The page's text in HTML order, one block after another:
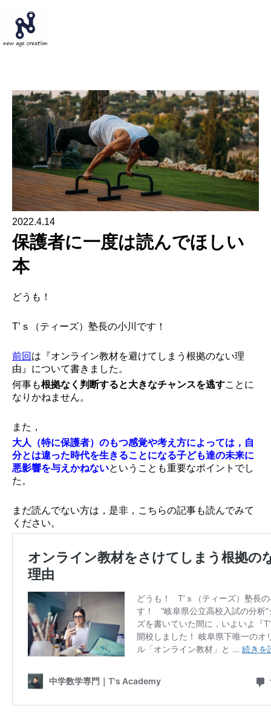
ホーム
2022.4.14
保護者に一度は読んでほしい
本
どうも！
T’ｓ（ティーズ）塾長の小川です！
前回 は『オンライン教材を避けてしまう根拠のない理
由』について書きました。
何事も根拠なく判断すると大きなチャンスを逃すことに
なりかねません。
また，
大人（特に保護者）のもつ感覚や考え方によっては，自
分とは違った時代を生きることになる子ども達の未来に
悪影響を与えかねないということも重要なポイントでし
た。
まだ読んでない方は，是非，こちらの記事も読んでみて
ください。